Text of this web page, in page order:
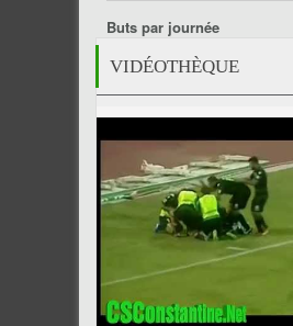
Buts par journée
VIDÉOTHÈQUE